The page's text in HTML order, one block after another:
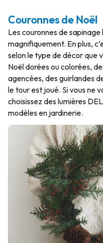
Couronnes de Noël
Les couronnes de
magnifiquement. En plus,
selon le type de décor que
Noël dorées ou colorées,
agencées, des guirlandes
le tour est joué. Si vous ne
choisissez des lumières
modèles en jardinerie.